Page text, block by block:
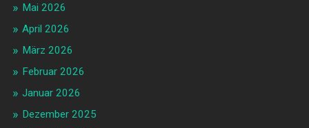
Mai 2026
April 2026
März 2026
Februar 2026
Januar 2026
Dezember 2025